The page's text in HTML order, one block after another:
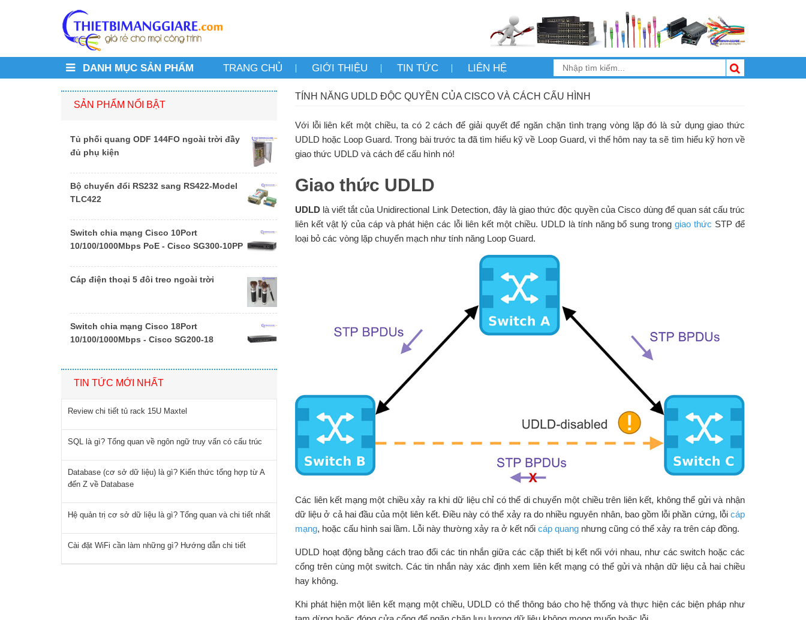
DANH MỤC SẢN PHẨM TRANG CHỦ GIỚI THIỆU TIN TỨC LIÊN HỆ
TÍNH NĂNG UDLD ĐỘC QUYỀN CỦA CISCO VÀ CÁCH CẤU HÌNH
Với lỗi liên kết một chiều, ta có 2 cách để giải quyết để ngăn chặn tình trạng vòng lặp đó là sử dụng giao thức
UDLD hoặc Loop Guard. Trong bài trước ta đã tìm hiểu kỹ về Loop Guard, vì thế hôm nay ta sẽ tìm hiểu kỹ hơn về
giao thức UDLD và cách để cấu hình nó!
Giao thức UDLD
UDLDlà viết tắt của Unidirectional Link Detection, đây là giao thức độc quyền của Cisco dùng để quan sát cấu trúc
liên kết vật lý của cáp và phát hiện các lỗi liên kết một chiều. UDLD là tính năng bổ sung tronggiao thức STP để
loại bỏ các vòng lặp chuyển mạch như tính năng Loop Guard.
Các liên kết mạng một chiều xảy ra khi dữ liệu chỉ có thể di chuyển một chiều trên liên kết, không thể gửi và nhận
dữ liệu ở cả hai đầu của một liên kết. Điều này có thể xảy ra do nhiều nguyên nhân, bao gồm lỗi phần cứng, lỗi cáp
mạng, hoặc cấu hình sai lầm. Lỗi này thường xảy ra ở kết nối cáp quangnhưng cũng có thể xảy ra trên cáp đồng.
UDLD hoạt động bằng cách trao đổi các tin nhắn giữa các cặp thiết bị kết nối với nhau, như các switch hoặc các
cổng trên cùng một switch. Các tin nhắn này xác định xem liên kết mạng có thể gửi và nhận dữ liệu cả hai chiều
hay không.
Khi phát hiện một liên kết mạng một chiều, UDLD có thể thông báo cho hệ thống và thực hiện các biện pháp như
SẢN PHẨM NỔI BẬT
Tủ phối quang ODF 144FO ngoài trời đầy
đủ phụ kiện
Bộ chuyển đổi RS232 sang RS422-Model
TLC422
Switch chia mạng Cisco 10Port
10/100/1000Mbps PoE - Cisco SG300-10PP
Cáp điện thoại 5 đôi treo ngoài trời
Switch chia mạng Cisco 18Port
10/100/1000Mbps - Cisco SG200-18
TIN TỨC MỚI NHẤT
Review chi tiết tủ rack 15U Maxtel
SQL là gì? Tổng quan về ngôn ngữ truy vấn có cấu trúc
Database (cơ sở dữ liệu) là gì? Kiến thức tổng hợp từ A
đến Z về Database
Hệ quản trị cơ sở dữ liệu là gì? Tổng quan và chi tiết nhất
Cài đặt WiFi cần làm những gì? Hướng dẫn chi tiết